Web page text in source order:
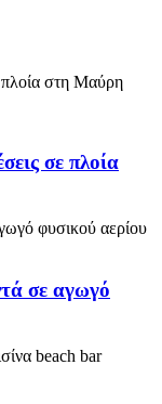
σε πλοία
σε αγωγό